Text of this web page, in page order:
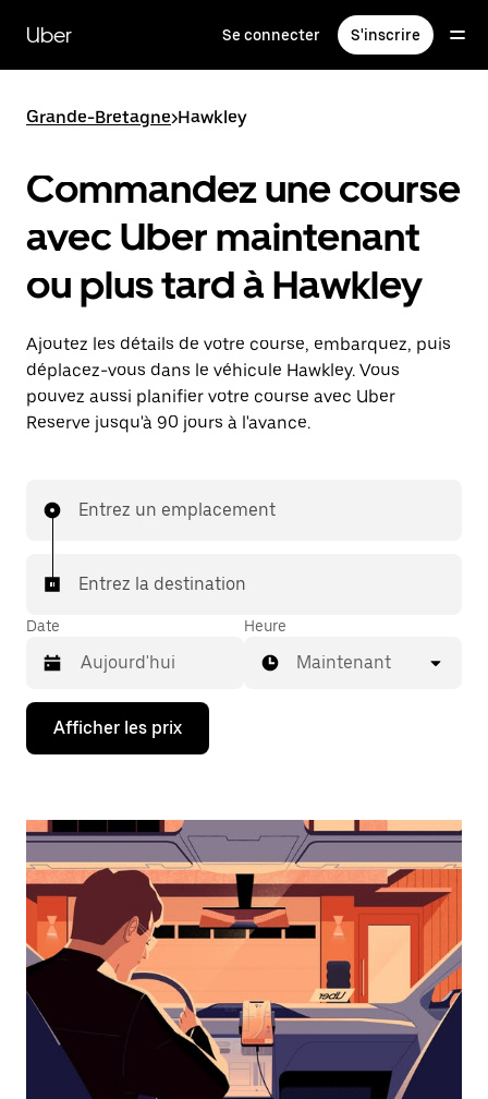
contenu
principal
Uber Se connecter S'inscrire
Grande-Bretagne>Hawkley
Commandez une course
avec Uber maintenant
ou plus tard à Hawkley
Ajoutez les détails de votre course, embarquez, puis
déplacez-vous dans le véhicule Hawkley. Vous
pouvez aussi planifier votre course avec Uber
Reserve jusqu'à 90 jours à l'avance.
Entrez un emplacement
Entrez la destination
Date
Appuyez
la
bas
interagir
avec
calendrier
et
sélectionner
une
date.
Appuyez
Heure
Maintenant
Afficher les prix